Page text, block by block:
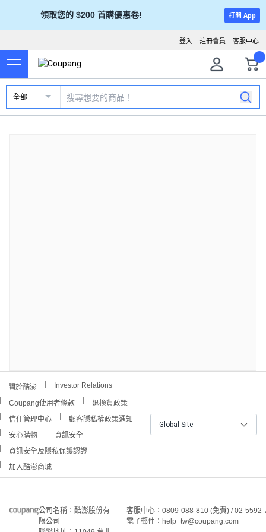
領取您的 $200 首購優惠卷! 打開 App
客服中心
註冊會員
登入
全部
關於酷澎 Investor Relations
Coupang使用者條款
退換貨政策
信任管理中心
顧客隱私權政策通知
安心購物
資訊安全
資訊安全及隱私保護認證
加入酷澎商城
Global Site
公司名稱：酷澎股份有
限公司
客服中心：0809-088-810 (免費) / 02-
電子郵件：help_tw@coupang.com